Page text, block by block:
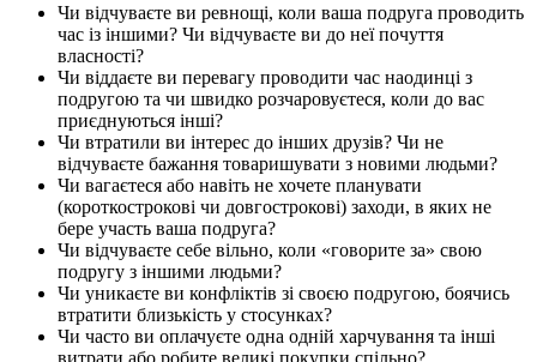
Чи відчуваєте ви ревнощі, коли ваша подруга проводить
час із іншими? Чи відчуваєте ви до неї почуття
власності?
Чи віддаєте ви перевагу проводити час наодинці з
подругою та чи швидко розчаровуєтеся, коли до вас
приєднуються інші?
Чи втратили ви інтерес до інших друзів? Чи не
відчуваєте бажання товаришувати з новими людьми?
Чи вагаєтеся або навіть не хочете планувати
(короткострокові чи довгострокові) заходи, в яких не
бере участь ваша подруга?
Чи відчуваєте себе вільно, коли «говорите за» свою
подругу з іншими людьми?
Чи уникаєте ви конфліктів зі своєю подругою, боячись
втратити близькість у стосунках?
Чи часто ви оплачуєте одна одній харчування та інші
витрати або робите великі покупки спільно?